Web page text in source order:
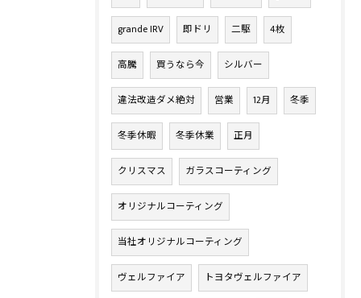
grande IRV 即ドリ 二駆 4枚
高騰 買うなら今 シルバー
違法改造ダメ絶対 営業 12月 冬季
冬季休暇 冬季休業 正月
クリスマス ガラスコーティング
オリジナルコーティング
当社オリジナルコーティング
ヴェルファイア トヨタヴェルファイア